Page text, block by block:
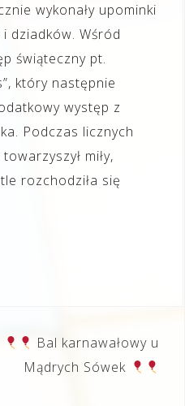
wykonały upominki
dziadków. Wśród
świąteczny pt.
który następnie
występ z
Podczas licznych
miły,
rozchodziła się
Bal karnawałowy u
Mądrych Sówek